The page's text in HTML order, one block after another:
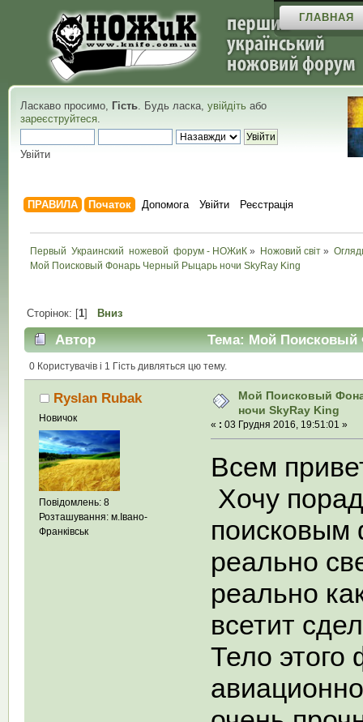
ГЛАВНАЯ
Ласкаво просимо, Гість. Будь ласка, увійдіть або
зареєструйтеся.
Увійти
ПРАВИЛА Початок Допомога Увійти Реєстрація
Первый  Украинский  ножевой  форум - НОЖиК » Ножовий світ »
Мой Поисковый Фонарь Черный Рыцарь ночи SkyRay King
Сторінок: [1] Вниз
Автор
Тема: Мой Поисковый
раз)
0 Користувачів і 1 Гість дивляться цю тему.
Ryslan Rubak
Новичок
Повідомлень: 8
Розташування: м.Івано-
Франківськ
Мой Поисковый
ночи SkyRay King
« : 03 Грудня 2016, 19:51:01 »
Всем
Хочу
поисковым
реально
реально
всетит
Тело этого